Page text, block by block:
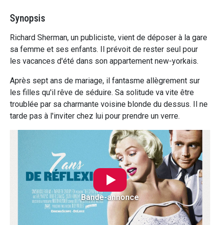
Synopsis
Richard Sherman, un publiciste, vient de déposer à la gare
sa femme et ses enfants. Il prévoit de rester seul pour
les vacances d'été dans son appartement new-yorkais.
Après sept ans de mariage, il fantasme allègrement sur
les filles qu'il rêve de séduire. Sa solitude va vite être
troublée par sa charmante voisine blonde du dessus. Il ne
tarde pas à l'inviter chez lui pour prendre un verre.
Bande-annonce